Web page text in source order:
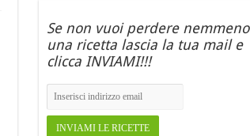
Se non vuoi perdere nemmeno
una ricetta lascia la tua mail e
clicca INVIAMI!!!